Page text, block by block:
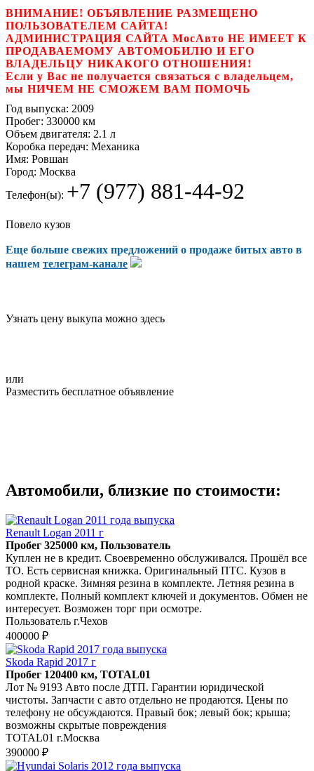
ВНИМАНИЕ! ОБЪЯВЛЕНИЕ РАЗМЕЩЕНО
ПОЛЬЗОВАТЕЛЕМ САЙТА!
АДМИНИСТРАЦИЯ САЙТА МосАвто НЕ ИМЕЕТ К
ПРОДАВАЕМОМУ АВТОМОБИЛЮ И ЕГО
ВЛАДЕЛЬЦУ НИКАКОГО ОТНОШЕНИЯ!
Если у Вас не получается связаться с владельцем,
мы НИЧЕМ НЕ СМОЖЕМ ВАМ ПОМОЧЬ
Год выпуска: 2009
Пробег: 330000 км
Объем двигателя: 2.1 л
Коробка передач: Механика
Имя: Ровшан
Город: Москва
Телефон(ы): +7 (977) 881-44-92
Повело кузов
Еще больше свежих предложений о продаже битых авто в
нашем телеграм-канале
Узнать цену выкупа можно здесь
или
Разместить бесплатное объявление
Автомобили, близкие по стоимости:
Renault Logan 2011 г
Пробег 325000 км, Пользователь
Куплен не в кредит. Своевременно обслуживался. Прошёл все
ТО. Есть сервисная книжка. Оригинальный ПТС. Кузов в
родной краске. Зимняя резина в комплекте. Летняя резина в
комплекте. Полный комплект ключей и документов. Обмен не
интересует. Возможен торг при осмотре.
Пользователь г.Чехов
400000 ₽
Skoda Rapid 2017 г
Пробег 120400 км, TOTAL01
Лот № 9193 Авто после ДТП. Гарантии юридической
чистоты. Запчасти с авто отдельно не продаются. Цены по
телефону не обсуждаются. Правый бок; левый бок; крыша;
возможны скрытые повреждения
TOTAL01 г.Москва
390000 ₽